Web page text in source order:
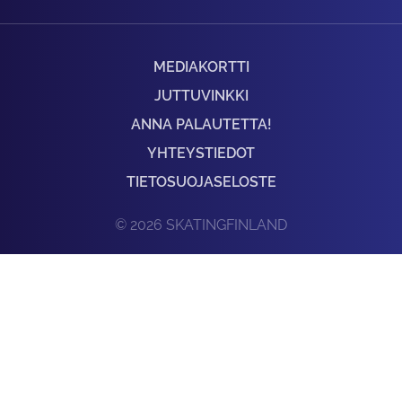
MEDIAKORTTI
JUTTUVINKKI
ANNA PALAUTETTA!
YHTEYSTIEDOT
TIETOSUOJASELOSTE
© 2026 SKATINGFINLAND